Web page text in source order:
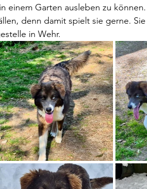
einem Garten ausleben zu
denn damit spielt sie gerne.
in Wehr.